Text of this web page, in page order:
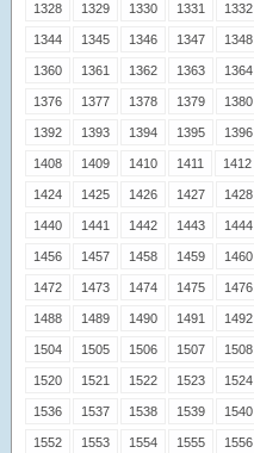
1328 1329 1330 1331 1332
1344 1345 1346 1347 1348
1360 1361 1362 1363 1364
1376 1377 1378 1379 1380
1392 1393 1394 1395 1396
1408 1409 1410 1411 1412
1424 1425 1426 1427 1428
1440 1441 1442 1443 1444
1456 1457 1458 1459 1460
1472 1473 1474 1475 1476
1488 1489 1490 1491 1492
1504 1505 1506 1507 1508
1520 1521 1522 1523 1524
1536 1537 1538 1539 1540
1552 1553 1554 1555 1556